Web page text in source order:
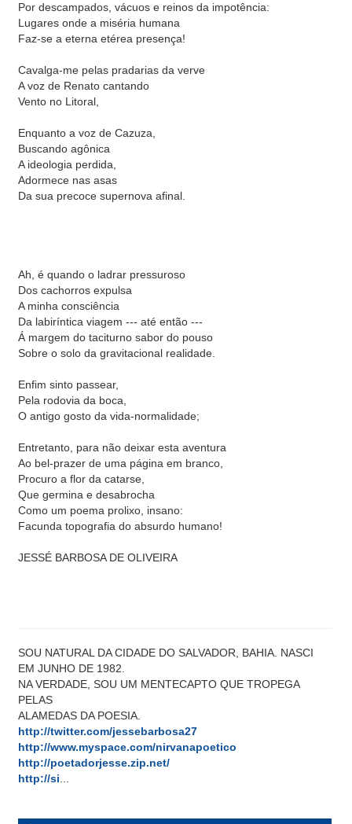
Por descampados, vácuos e reinos da impotência:
Lugares onde a miséria humana
Faz-se a eterna etérea presença!
Cavalga-me pelas pradarias da verve
A voz de Renato cantando
Vento no Litoral,
Enquanto a voz de Cazuza,
Buscando agônica
A ideologia perdida,
Adormece nas asas
Da sua precoce supernova afinal.
Ah, é quando o ladrar pressuroso
Dos cachorros expulsa
A minha consciência
Da labiríntica viagem --- até então ---
Á margem do taciturno sabor do pouso
Sobre o solo da gravitacional realidade.
Enfim sinto passear,
Pela rodovia da boca,
O antigo gosto da vida-normalidade;
Entretanto, para não deixar esta aventura
Ao bel-prazer de uma página em branco,
Procuro a flor da catarse,
Que germina e desabrocha
Como um poema prolixo, insano:
Facunda topografia do absurdo humano!
JESSÉ BARBOSA DE OLIVEIRA
SOU NATURAL DA CIDADE DO SALVADOR, BAHIA. NASCI
EM JUNHO DE 1982.
NA VERDADE, SOU UM MENTECAPTO QUE TROPEGA
PELAS
ALAMEDAS DA POESIA.
http://twitter.com/jessebarbosa27
http://www.myspace.com/nirvanapoetico
http://poetadorjesse.zip.net/
http://si